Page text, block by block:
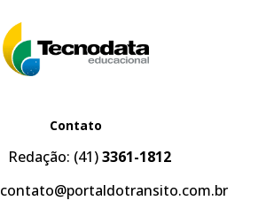
Contato
Redação: (41)3361-1812
contato@portaldotransito.com.br